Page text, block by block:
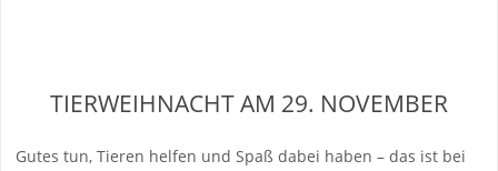
TIERWEIHNACHT AM 29. NOVEMBER
Gutes tun, Tieren helfen und Spaß dabei haben – das ist bei